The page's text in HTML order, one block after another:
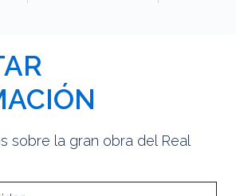
sobre la gran obra del Real